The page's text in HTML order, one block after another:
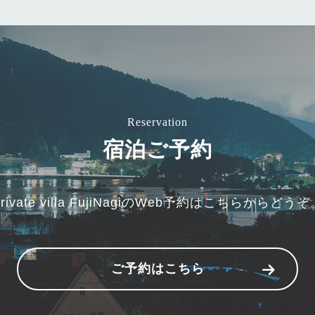
Reservation
宿泊ご予約
villa FujiNagiのWeb予約はこちらからどうぞ
ご予約はこちら